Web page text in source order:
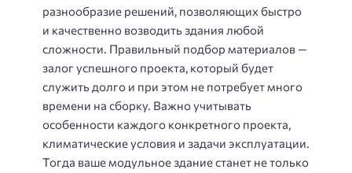
разнообразие решений, позволяющих быстро
и качественно возводить здания любой
сложности. Правильный подбор материалов —
залог успешного проекта, который будет
служить долго и при этом не потребует много
времени на сборку. Важно учитывать
особенности каждого конкретного проекта,
климатические условия и задачи эксплуатации.
Тогда ваше модульное здание станет не только